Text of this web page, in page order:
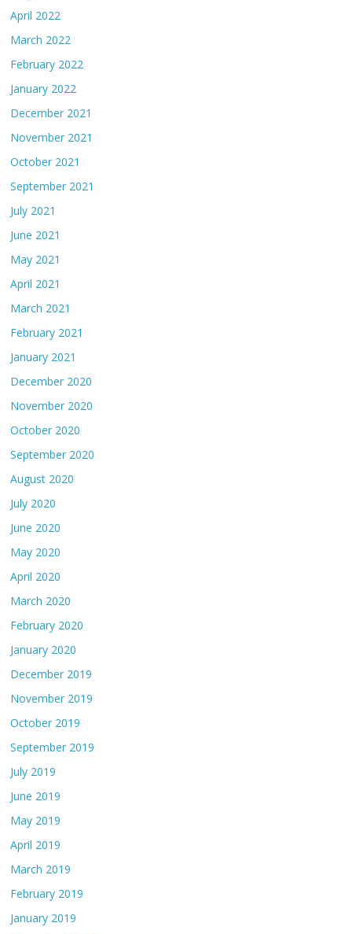
April 2022
March 2022
February 2022
January 2022
December 2021
November 2021
October 2021
September 2021
July 2021
June 2021
May 2021
April 2021
March 2021
February 2021
January 2021
December 2020
November 2020
October 2020
September 2020
August 2020
July 2020
June 2020
May 2020
April 2020
March 2020
February 2020
January 2020
December 2019
November 2019
October 2019
September 2019
July 2019
June 2019
May 2019
April 2019
March 2019
February 2019
January 2019